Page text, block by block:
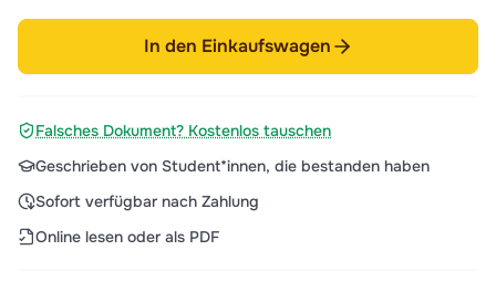
In den Einkaufswagen
Falsches Dokument? Kostenlos tauschen
Geschrieben von Student*innen, die bestanden haben
Sofort verfügbar nach Zahlung
Online lesen oder als PDF